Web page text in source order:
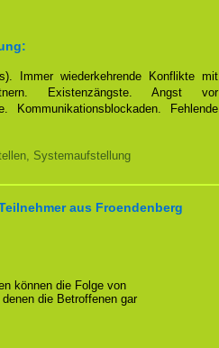
Immer wiederkehrende Konflikte mit
Existenzängste. Angst vor
Kommunikationsblockaden. Fehlende
Systemaufstellung
aus Froendenberg
können die Folge von
die Betroffenen gar